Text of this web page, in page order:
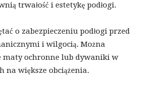
trwałość i estetykę podłogi.
o zabezpieczeniu podłogi przed
i wilgocią. Można
maty ochronne lub dywaniki w
na większe obciążenia.